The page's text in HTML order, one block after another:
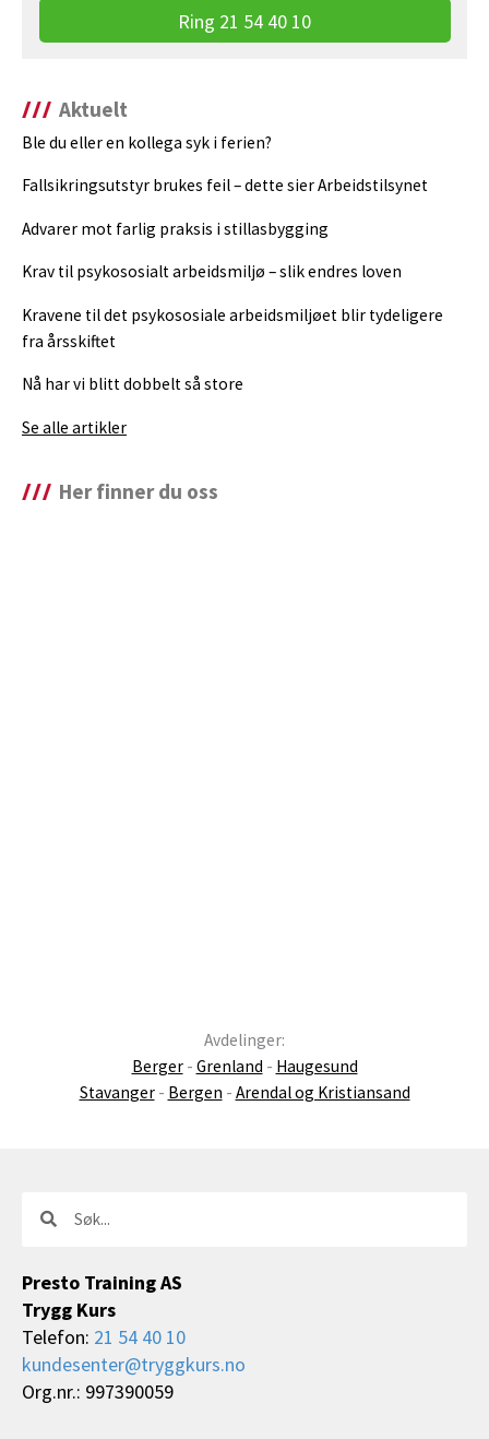
Ring 21 54 40 10
Aktuelt
Ble du eller en kollega syk i ferien?
Fallsikringsutstyr brukes feil – dette sier Arbeidstilsynet
Advarer mot farlig praksis i stillasbygging
Krav til psykososialt arbeidsmiljø – slik endres loven
Kravene til det psykososiale arbeidsmiljøet blir tydeligere
fra årsskiftet
Nå har vi blitt dobbelt så store
Se alle artikler
Her finner du oss
Avdelinger:
Berger- Grenland - Haugesund
Stavanger- Bergen - Arendal og Kristiansand
Søk
Presto Training AS
Trygg Kurs
Telefon: 21 54 40 10
kundesenter@tryggkurs.no
Org.nr.: 997390059